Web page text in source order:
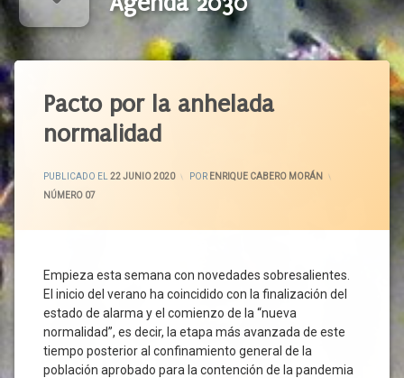
Pacto por la anhelada
normalidad
PUBLICADO EL 22 JUNIO 2020
29 JUNIO 2020
POR ENRIQUE CABERO MORÁN
CATEGORÍAS:
NÚMERO 07
Empieza esta semana con novedades sobresalientes.
El inicio del verano ha coincidido con la finalización del
estado de alarma y el comienzo de la “nueva
normalidad”, es decir, la etapa más avanzada de este
tiempo posterior al confinamiento general de la
población aprobado para la contención de la pandemia
Agenda
2030
Castilla
CCOO
CECALE
Confinamiento
Corporaciones
Locales
Covid-
19